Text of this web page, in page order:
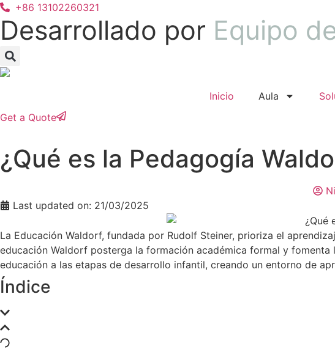
Ir
al
contenido
+86 13102260321
Desarrollado por Equipo
Inicio Aula
Get a Quote
¿Qué es la Pedagogía
Last updated on: 21/03/2025
La Educación Waldorf, fundada por Rudolf Steiner, prioriza el
educación Waldorf posterga la formación académica formal y
educación a las etapas de desarrollo infantil, creando un entorno de
Índice